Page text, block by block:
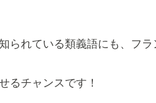
られている類義語にも、フ
るチャンスです！